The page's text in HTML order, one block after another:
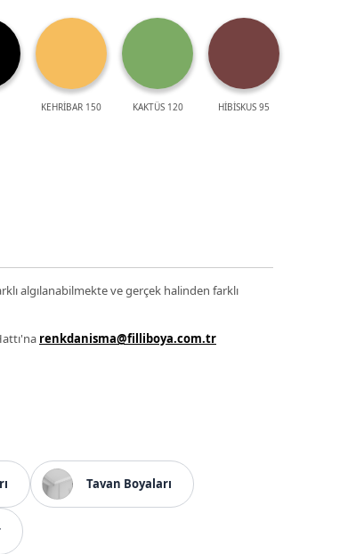
KEHRİBAR 150 KAKTÜS 120 HİBİSKUS 95
algılanabilmekte ve gerçek halinden farklı
renkdanisma@filliboya.com.tr
Tavan Boyaları